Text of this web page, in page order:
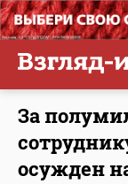
За
осужден